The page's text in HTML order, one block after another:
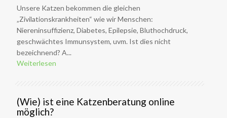
Unsere Katzen bekommen die gleichen
„Zivilationskrankheiten“ wie wir Menschen:
Niereninsuffizienz, Diabetes, Epilepsie, Bluthochdruck,
geschwächtes Immunsystem, uvm. Ist dies nicht
bezeichnend? A...
Weiterlesen
(Wie) ist eine Katzenberatung online
möglich?